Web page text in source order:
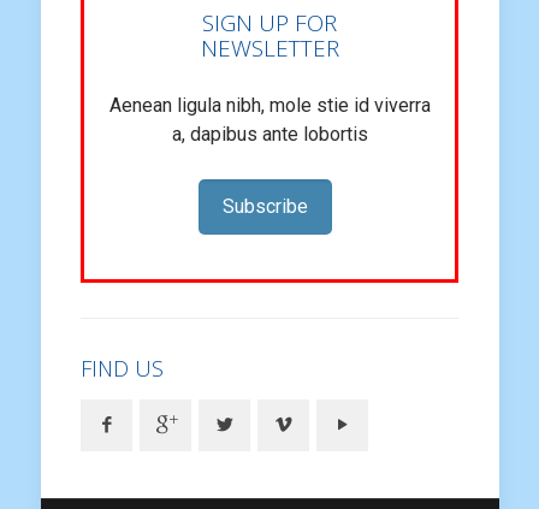
SIGN UP FOR
NEWSLETTER
Aenean ligula nibh, mole stie id viverra
a, dapibus ante lobortis
Subscribe
FIND US